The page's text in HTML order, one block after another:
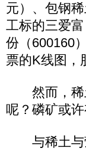
元）、包钢
工标的三爱
份（600160
票的K线图，
然而，稀
呢？磷矿或许
与稀土与萤